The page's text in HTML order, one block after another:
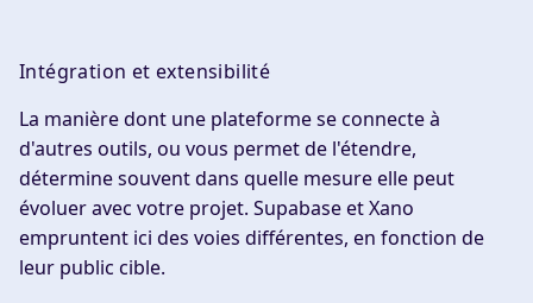
Intégration et extensibilité
La manière dont une plateforme se connecte à
d'autres outils, ou vous permet de l'étendre,
détermine souvent dans quelle mesure elle peut
évoluer avec votre projet. Supabase et Xano
empruntent ici des voies différentes, en fonction de
leur public cible.